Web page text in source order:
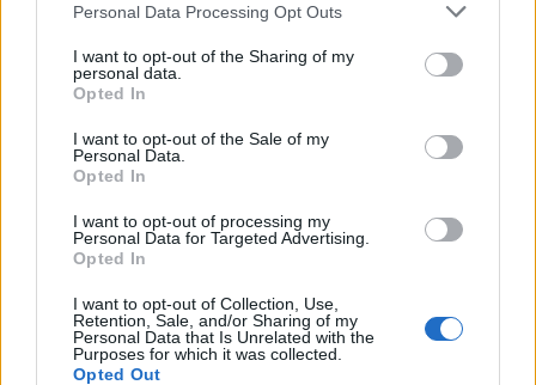
Personal Data Processing Opt Outs
I want to opt-out of the Sharing of my
personal data.
Opted In
I want to opt-out of the Sale of my
Personal Data.
Opted In
I want to opt-out of processing my
Personal Data for Targeted Advertising.
Opted In
I want to opt-out of Collection, Use,
Retention, Sale, and/or Sharing of my
Personal Data that Is Unrelated with the
Purposes for which it was collected.
Opted Out
Oktatás és nevelés területén dolgozom, de minden
szabadidőmben írok. Szeretek belesni a hétköznapok függönye
mögé és közben keresem az embert, a nőt a jól legyártott álarcok
mögött. Néha meséket is írok, de gyakrabban novellákat,
cikkeket és apró vicces történeteket.
KAPCSOLÓDÓ CIKKEK TÖBB A SZERZŐTŐL